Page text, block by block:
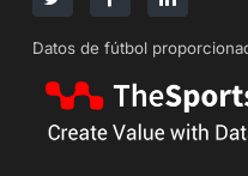
Datos de fútbol